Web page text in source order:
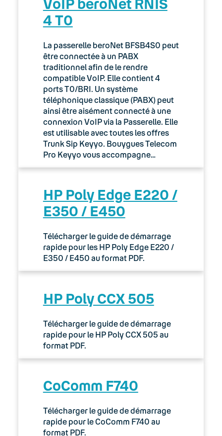
4 T0
La passerelle beroNet BFSB4S0 peut
être connectée à un PABX
traditionnel afin de le rendre
compatible VoIP. Elle contient 4
ports T0/BRI. Un système
téléphonique classique (PABX) peut
ainsi être aisément connecté à une
connexion VoIP via la Passerelle. Elle
est utilisable avec toutes les offres
Trunk Sip Keyyo. Bouygues Telecom
Pro Keyyo vous accompagne…
HP Poly Edge E220 /
E350 / E450
Télécharger le guide de démarrage
rapide pour les HP Poly Edge E220 /
E350 / E450 au format PDF.
HP Poly CCX 505
Télécharger le guide de démarrage
rapide pour le HP Poly CCX 505 au
format PDF.
CoComm F740
Télécharger le guide de démarrage
rapide pour le CoComm F740 au
format PDF.